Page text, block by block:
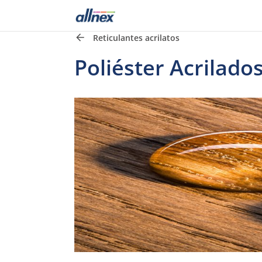
Reticulantes acrilatos
Poliéster